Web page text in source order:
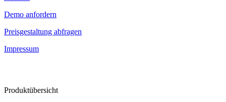
Demo anfordern
Preisgestaltung abfragen
Impressum
Produktübersicht